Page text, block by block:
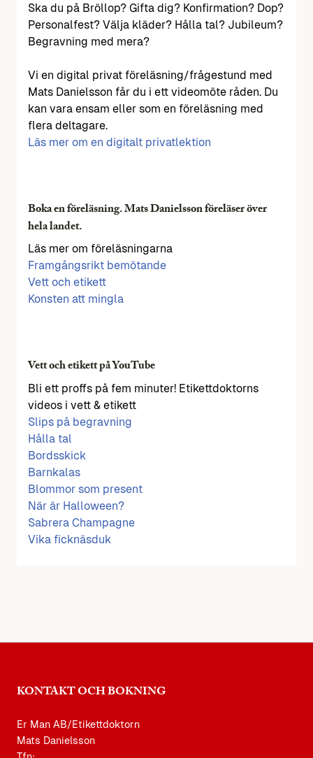
Ska du på Bröllop? Gifta dig? Konfirmation? Dop?
Personalfest? Välja kläder? Hålla tal? Jubileum?
Begravning med mera?
Vi en digital privat föreläsning/frågestund med
Mats Danielsson får du i ett videomöte råden. Du
kan vara ensam eller som en föreläsning med
flera deltagare.
Läs mer om en digitalt privatlektion
Boka en föreläsning. Mats Danielsson föreläser över
hela landet.
Läs mer om föreläsningarna
Framgångsrikt bemötande
Vett och etikett
Konsten att mingla
Vett och etikett på YouTube
Bli ett proffs på fem minuter! Etikettdoktorns
videos i vett & etikett
Slips på begravning
Hålla tal
Bordsskick
Barnkalas
Blommor som present
När är Halloween?
Sabrera Champagne
Vika ficknäsduk
KONTAKT OCH BOKNING
Er Man AB/Etikettdoktorn
Mats Danielsson